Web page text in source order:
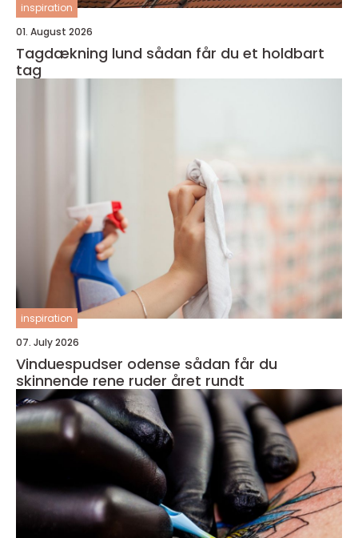
inspiration
01. August 2026
Tagdækning lund sådan får du et holdbart
tag
inspiration
07. July 2026
Vinduespudser odense sådan får du
skinnende rene ruder året rundt